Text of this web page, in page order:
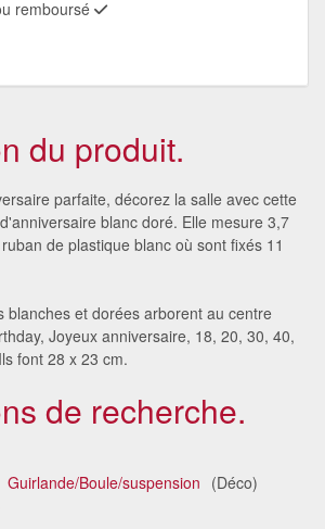
remboursé
du produit.
parfaite, décorez la salle avec cette
blanc doré. Elle mesure 3,7
de plastique blanc où sont fixés 11
blanches et dorées arborent au centre
Joyeux anniversaire, 18, 20, 30, 40,
font 28 x 23 cm.
de recherche.
Guirlande/Boule/suspension (Déco)